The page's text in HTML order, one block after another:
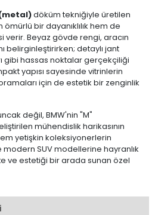
döküm tekniğiyle üretilen
bir dayanıklılık hem de
verir. Beyaz gövde rengi, aracın
belirginleştirirken; detaylı jant
gibi hassas noktalar gerçekçiliği
yapısı sayesinde vitrinlerin
için de estetik bir zenginlik
değil, BMW'nin "M"
mühendislik harikasının
yetişkin koleksiyonerlerin
SUV modellerine hayranlık
ve estetiği bir arada sunan özel